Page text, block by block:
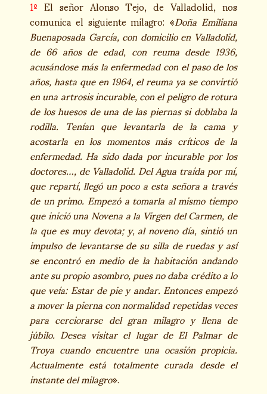
1º El señor Alonso Tejo, de Valladolid, nos
comunica el siguiente milagro: «Doña Emiliana
Buenaposada García, con domicilio en Valladolid,
de 66 años de edad, con reuma desde 1936,
acusándose más la enfermedad con el paso de los
años, hasta que en 1964, el reuma ya se convirtió
en una artrosis incurable, con el peligro de rotura
de los huesos de una de las piernas si doblaba la
rodilla. Tenían que levantarla de la cama y
acostarla en los momentos más críticos de la
enfermedad. Ha sido dada por incurable por los
doctores…, de Valladolid. Del Agua traída por mí,
que repartí, llegó un poco a esta señora a través
de un primo. Empezó a tomarla al mismo tiempo
que inició una Novena a la Virgen del Carmen, de
la que es muy devota; y, al noveno día, sintió un
impulso de levantarse de su silla de ruedas y así
se encontró en medio de la habitación andando
ante su propio asombro, pues no daba crédito a lo
que veía: Estar de pie y andar. Entonces empezó
a mover la pierna con normalidad repetidas veces
para cerciorarse del gran milagro y llena de
júbilo. Desea visitar el lugar de El Palmar de
Troya cuando encuentre una ocasión propicia.
Actualmente está totalmente curada desde el
instante del milagro».